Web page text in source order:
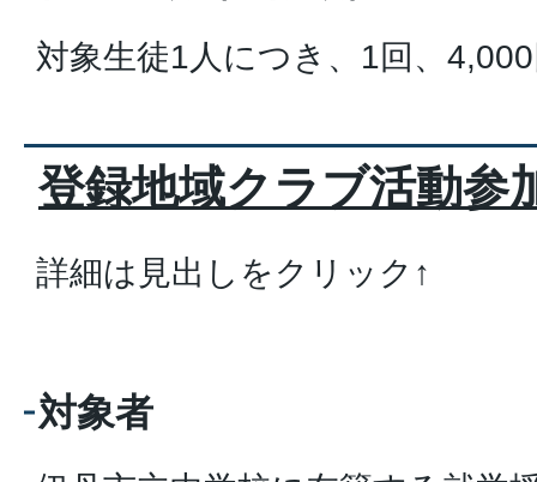
対象生徒1人につき、1回、
登録地域クラブ活動参
詳細は見出しをクリック↑
対象者